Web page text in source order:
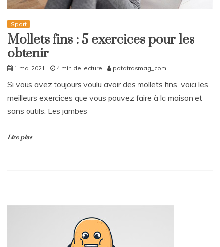
Sport
Mollets fins : 5 exercices pour les
obtenir
1 mai 2021 4 min de lecture patatrasmag_com
Si vous avez toujours voulu avoir des mollets fins, voici les
meilleurs exercices que vous pouvez faire à la maison et
sans outils. Les jambes
Lire plus